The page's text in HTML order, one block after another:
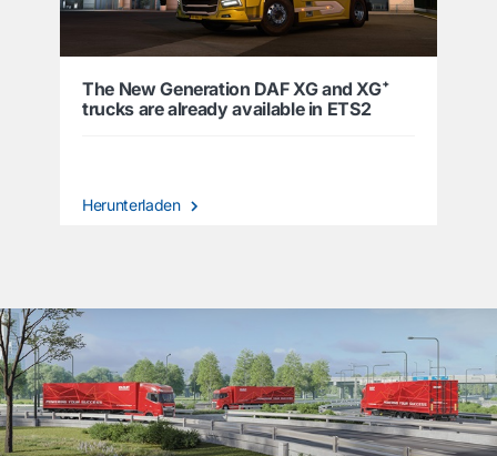
The New Generation DAF XG and XG⁺
trucks are already available in ETS2
Herunterladen